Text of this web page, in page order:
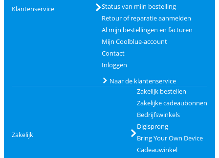
Klantenservice
Status van mijn bestelling
Retour of reparatie aanmelden
Al mijn bestellingen en facturen
Mijn Coolblue-account
Contact
Inloggen
Naar de klantenservice
Zakelijk
Zakelijk bestellen
Zakelijke cadeaubonnen
Bedrijfswinkels
Digisprong
Bring Your Own Device
Cadeauwinkel